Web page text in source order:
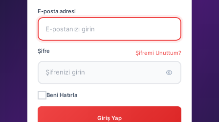
E-posta adresi
Şifre Şifremi Unuttum?
Beni Hatırla
Giriş Yap